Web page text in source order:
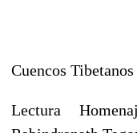
Cuencos
Lectura